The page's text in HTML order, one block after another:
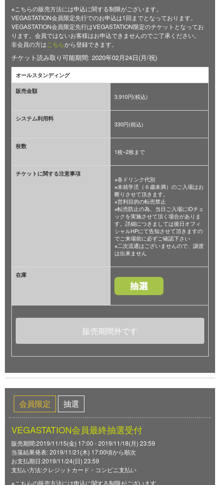
※こちらの販売方法には申込に関する制限がございます。
VEGASTATION会員限定先行でのお申込は1回までとなっております。
VEGASTATION会員限定先行はVEGASTATION限定のチケットとなってお
ります。会員ではないお客様はお申込できませんのでご了承ください。
非会員の方は こちらから登録できます。
チケット読み取り可能期間: 2020年02月24日(月/祝)
オールスタンディング
販売金額
3,910円(税込)
システム利用料
330円(税込)
枚数
1枚~2枚まで
チケットに関する注意事項
※各ドリンク代別
※未就学児（６歳未満）のご入場はお
断りさせて頂きます。
※営利目的の転売禁止
※転売防止の為、当日ご入場にIDチェ
ックを実施させて頂く場合がありま
す。詳細につきましては後日オフィ
シャルHPにて告知させて頂きますの
でご来場前に必ずご確認下さい
※二次流通はございませんので、譲渡
は出来ません
在庫
販売期間外です
会員限定 抽選
VEGASTATION会員最終抽選受付
販売期間:2019/11/15(金) 17:00 - 2019/11/18(月) 23:59
当落結果発表: 2019/11/21(木) 17:00頃から順次
お支払期日:2019/11/24(日) 23:59
支払い方法:クレジットカード・コンビニ支払い
※こちらの販売方法には申込に関する制限がございます。